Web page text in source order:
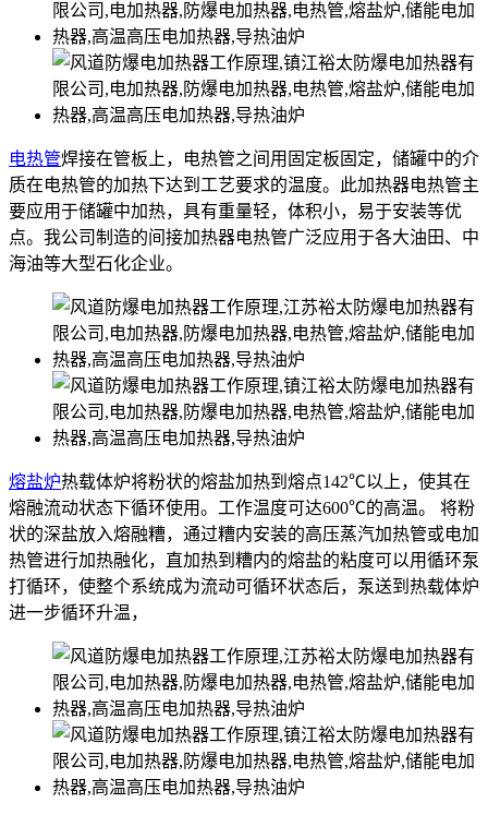
电热管焊接在管板上，电热管之间用固定板固定，储罐中的介
质在电热管的加热下达到工艺要求的温度。此加热器电热管主
要应用于储罐中加热，具有重量轻，体积小，易于安装等优
点。我公司制造的间接加热器电热管广泛应用于各大油田、中
海油等大型石化企业。
熔盐炉热载体炉将粉状的熔盐加热到熔点142℃以上，使其在
熔融流动状态下循环使用。工作温度可达600℃的高温。 将粉
状的深盐放入熔融糟，通过糟内安装的高压蒸汽加热管或电加
热管进行加热融化，直加热到糟内的熔盐的粘度可以用循环泵
打循环，使整个系统成为流动可循环状态后，泵送到热载体炉
进一步循环升温，